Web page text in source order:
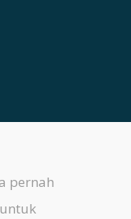
pernah